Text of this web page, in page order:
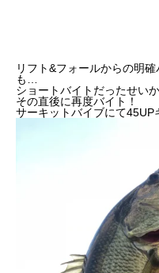
リフト&フォールからの明
も…
ショートバイトだったせい
その直後に再度バイト！
サーキットバイブにて45UP